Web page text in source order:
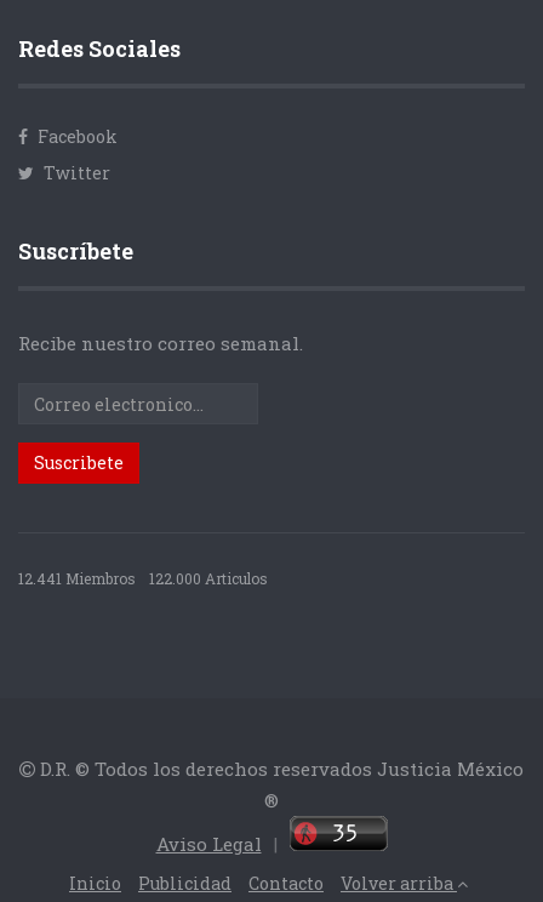
Redes Sociales
Facebook
Twitter
Suscríbete
Recibe nuestro correo semanal.
12.441 Miembros 122.000 Articulos
D.R. © Todos los derechos reservados Justicia México
®
Aviso Legal |
Inicio Publicidad Contacto Volver arriba